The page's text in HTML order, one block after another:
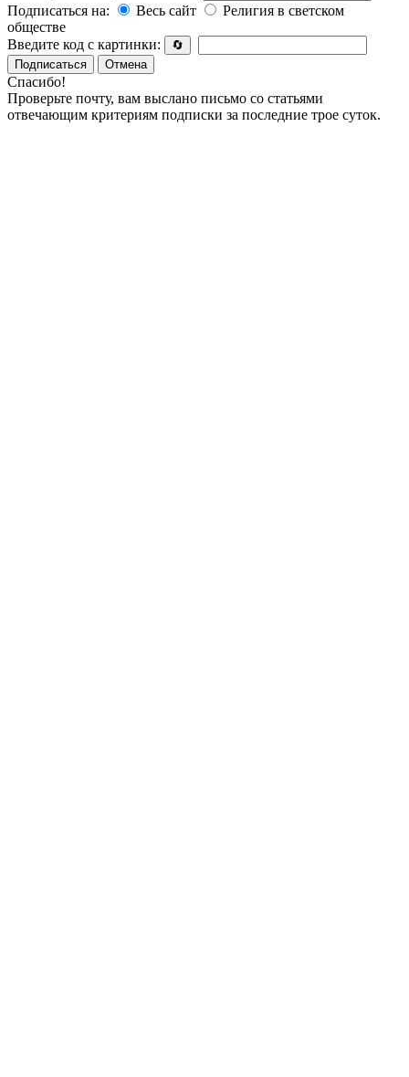
Подписаться на:
Весь сайт
Религия в светском
обществе
Введите код с картинки:
🔄
Подписаться
Отмена
Спасибо!
Проверьте почту, вам выслано письмо со статьями
отвечающим критериям подписки за последние трое суток.